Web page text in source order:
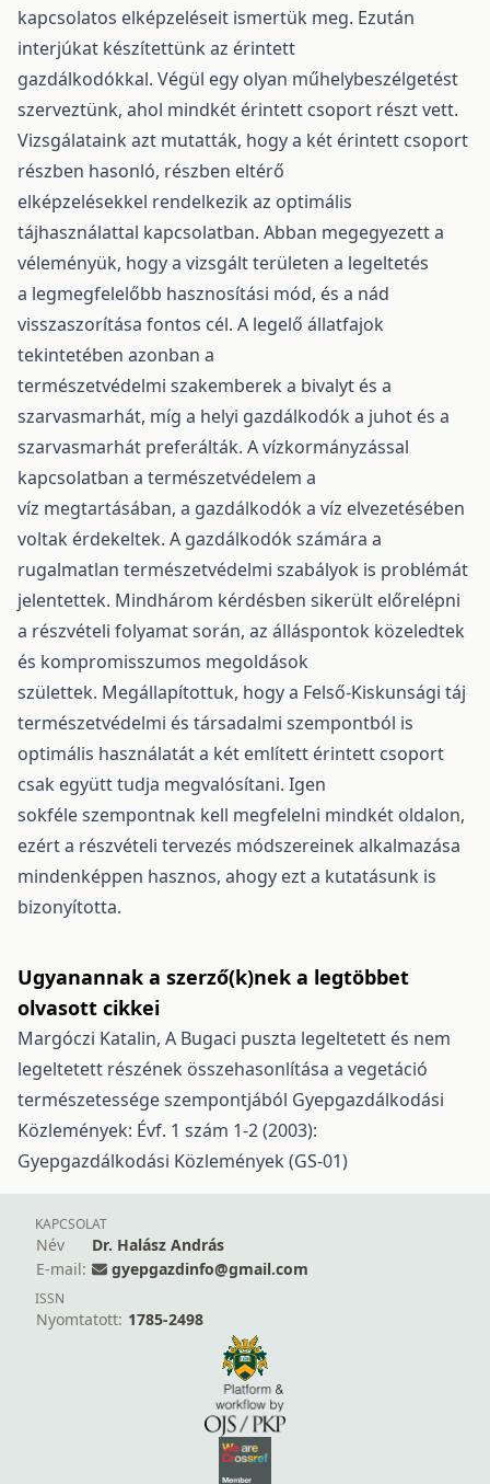
kapcsolatos elképzeléseit ismertük meg. Ezután
interjúkat készítettünk az érintett
gazdálkodókkal. Végül egy olyan műhelybeszélgetést
szerveztünk, ahol mindkét érintett csoport részt vett.
Vizsgálataink azt mutatták, hogy a két érintett csoport
részben hasonló, részben eltérő
elképzelésekkel rendelkezik az optimális
tájhasználattal kapcsolatban. Abban megegyezett a
véleményük, hogy a vizsgált területen a legeltetés
a legmegfelelőbb hasznosítási mód, és a nád
visszaszorítása fontos cél. A legelő állatfajok
tekintetében azonban a
természetvédelmi szakemberek a bivalyt és a
szarvasmarhát, míg a helyi gazdálkodók a juhot és a
szarvasmarhát preferálták. A vízkormányzással
kapcsolatban a természetvédelem a
víz megtartásában, a gazdálkodók a víz elvezetésében
voltak érdekeltek. A gazdálkodók számára a
rugalmatlan természetvédelmi szabályok is problémát
jelentettek. Mindhárom kérdésben sikerült előrelépni
a részvételi folyamat során, az álláspontok közeledtek
és kompromisszumos megoldások
születtek. Megállapítottuk, hogy a Felső-Kiskunsági táj
természetvédelmi és társadalmi szempontból is
optimális használatát a két említett érintett csoport
csak együtt tudja megvalósítani. Igen
sokféle szempontnak kell megfelelni mindkét oldalon,
ezért a részvételi tervezés módszereinek alkalmazása
mindenképpen hasznos, ahogy ezt a kutatásunk is
bizonyította.
Ugyanannak a szerző(k)nek a legtöbbet
olvasott cikkei
Margóczi Katalin, A Bugaci puszta legeltetett és nem
legeltetett részének összehasonlítása a vegetáció
természetessége szempontjából Gyepgazdálkodási
Közlemények: Évf. 1 szám 1-2 (2003):
Gyepgazdálkodási Közlemények (GS-01)
KAPCSOLAT
Név
Dr. Halász András
E-mail:
gyepgazdinfo@gmail.com
ISSN
Nyomtatott: 1785-2498